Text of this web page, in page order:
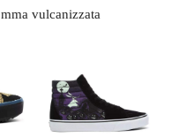
vulcanizzata